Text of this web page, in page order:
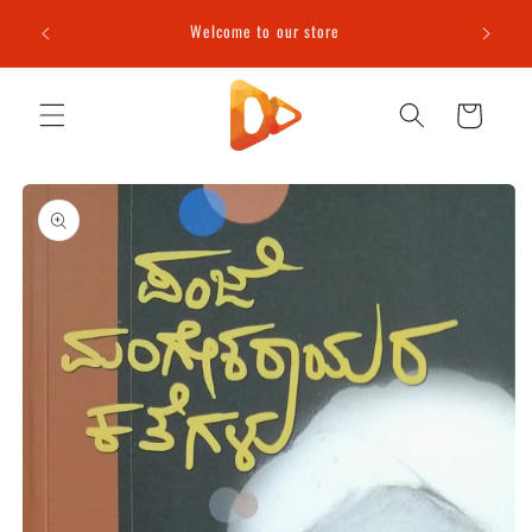
content
Welcome to our store
Cart
Skip to
product
information